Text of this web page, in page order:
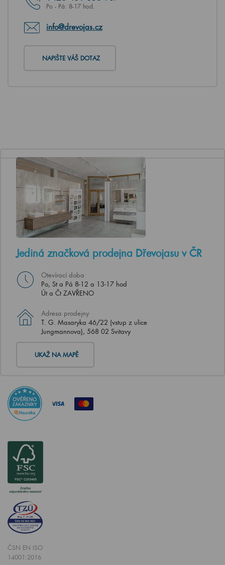
Po - Pá: 8-17 hod.
info@drevojas.cz
NAPIŠTE VÁŠ DOTAZ
Jediná značková prodejna Dřevojasu v ČR
Otevírací doba
Po, St a Pá 8-12 a 13-17 hod
Út a Čt ZAVŘENO
Adresa prodejny
T. G. Masaryka 46/22 (vstup z ulice
Jungmannova), 568 02 Svitavy
UKAŽ NA MAPĚ
ČSN EN ISO
14001:2016